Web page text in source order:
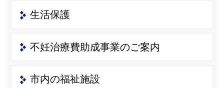
生活保護
不妊治療費助成事業のご案内
市内の福祉施設